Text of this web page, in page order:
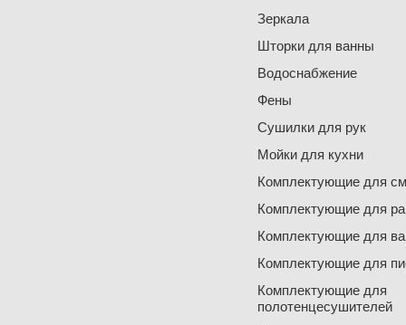
Зеркала
Шторки для ванны
Водоснабжение
Фены
Сушилки для рук
Мойки для кухни
Комплектующие для
Комплектующие для
Комплектующие для
Комплектующие для
Комплектующие для
полотенцесушителей